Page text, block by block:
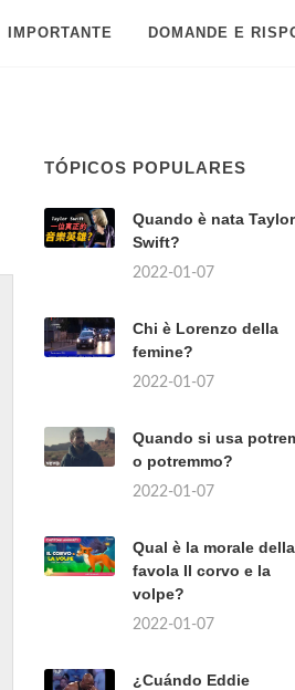
IMPORTANTE DOMANDE E
TÓPICOS POPULARES
Quando è nata Taylor
Swift?
2022-01-07
Chi è Lorenzo della
femine?
2022-01-07
Quando si usa
o potremmo?
2022-01-07
Qual è la morale della
favola Il corvo e la
volpe?
2022-01-07
¿Cuándo Eddie